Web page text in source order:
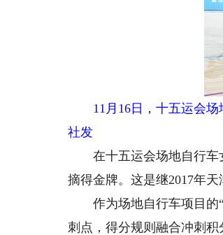
11月16日，十五运会场
社发
在十五运会场地自行车
摘得金牌。这是继2017年
作为场地自行车项目的“
刺点，得分规则融合冲刺积